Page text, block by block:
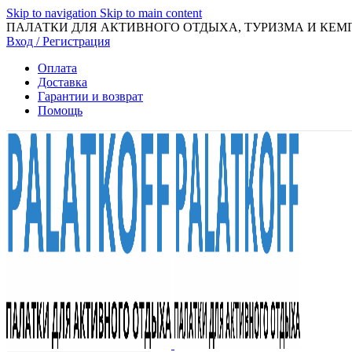
Skip to navigation Skip to main content
ПАЛАТКИ ДЛЯ АКТИВНОГО ОТДЫХА, ТУРИЗМА И
Вход / Регистрация
Оплата
Доставка
Гарантии и возврат
Помощь